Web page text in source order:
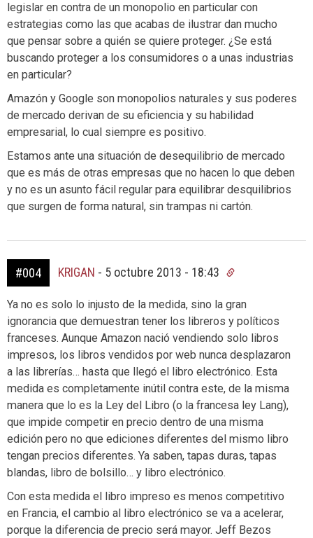
legislar en contra de un monopolio en particular con
estrategias como las que acabas de ilustrar dan mucho
que pensar sobre a quién se quiere proteger. ¿Se está
buscando proteger a los consumidores o a unas industrias
en particular?
Amazón y Google son monopolios naturales y sus poderes
de mercado derivan de su eficiencia y su habilidad
empresarial, lo cual siempre es positivo.
Estamos ante una situación de desequilibrio de mercado
que es más de otras empresas que no hacen lo que deben
y no es un asunto fácil regular para equilibrar desquilibrios
que surgen de forma natural, sin trampas ni cartón.
#004 KRIGAN - 5 octubre 2013 - 18:43
Ya no es solo lo injusto de la medida, sino la gran
ignorancia que demuestran tener los libreros y políticos
franceses. Aunque Amazon nació vendiendo solo libros
impresos, los libros vendidos por web nunca desplazaron
a las librerías… hasta que llegó el libro electrónico. Esta
medida es completamente inútil contra este, de la misma
manera que lo es la Ley del Libro (o la francesa ley Lang),
que impide competir en precio dentro de una misma
edición pero no que ediciones diferentes del mismo libro
tengan precios diferentes. Ya saben, tapas duras, tapas
blandas, libro de bolsillo… y libro electrónico.
Con esta medida el libro impreso es menos competitivo
en Francia, el cambio al libro electrónico se va a acelerar,
porque la diferencia de precio será mayor. Jeff Bezos